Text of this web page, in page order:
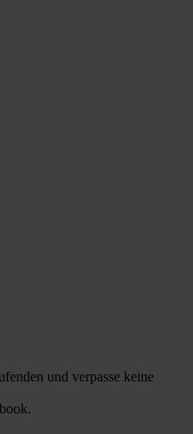
und verpasse keine